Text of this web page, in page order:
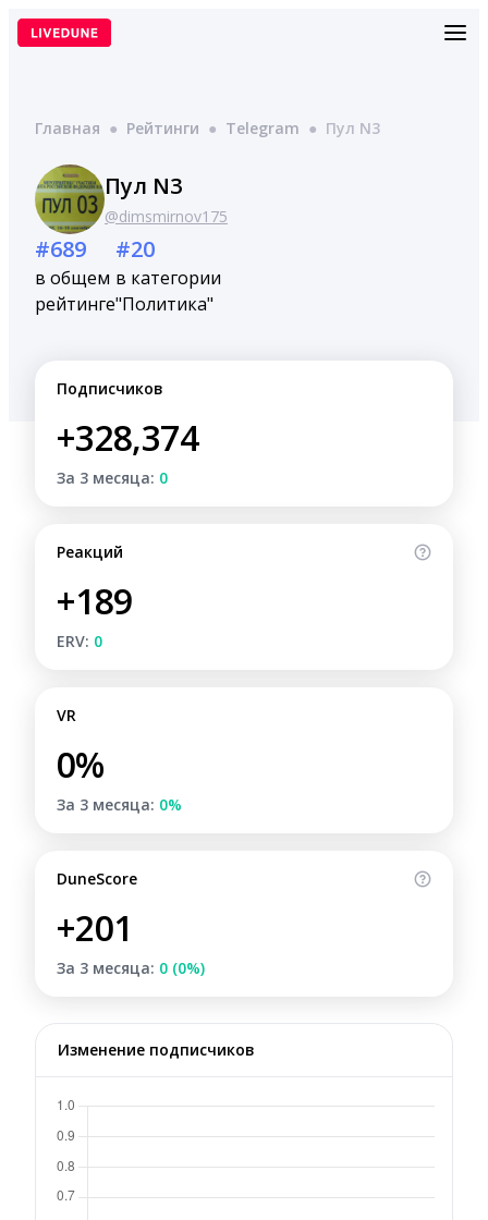
Перейти
Главная ● Рейтинги ● Telegram ● Пул N3
Пул N3
@dimsmirnov175
#689
в общем
рейтинге
#20
в категории
"Политика"
Подписчиков
+328,374
За 3 месяца: 0
Реакций
+189
ERV: 0
VR
0%
За 3 месяца: 0%
DuneScore
+201
За 3 месяца: 0 (0%)
Изменение подписчиков